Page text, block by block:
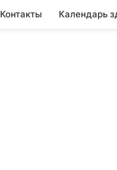
Контакты Календарь